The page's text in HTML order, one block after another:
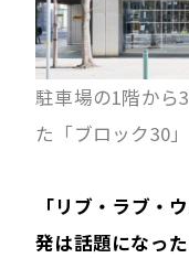
駐車場の1階から
た「ブロック30」
――「リブ・ラブ
発は話題になった